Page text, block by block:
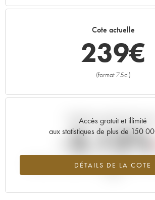
1975
Cote actuelle
239€
(format 75cl)
Accès gratuit et illimité
aux statistiques de plus de 150
DÉTAILS DE LA COTE
Tendance actuelle de la cote
-2.12%
Tendance à la baisse du millésime 1982 en